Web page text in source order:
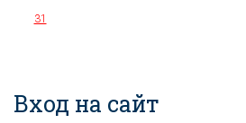
31
Вход на сайт